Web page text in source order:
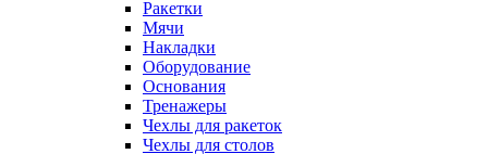
Ракетки
Мячи
Накладки
Оборудование
Основания
Тренажеры
Чехлы для ракеток
Чехлы для столов